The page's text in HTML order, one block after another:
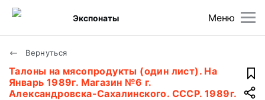
Меню
Экспонаты
Вернуться
Талоны на мясопродукты (один лист). На
Январь 1989г. Магазин №6 г.
Александровска-Сахалинского. СССР. 1989г.